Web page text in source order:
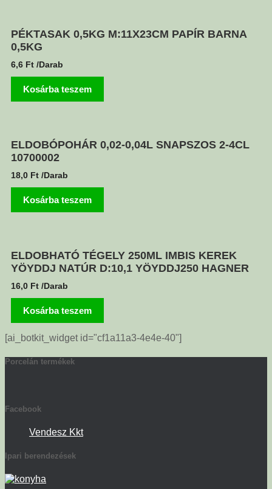
PÉKTASAK 0,5KG M:11X23CM PAPÍR BARNA
0,5KG
6,6 Ft /Darab
Kosárba teszem
ELDOBÓPOHÁR 0,02-0,04L SNAPSZOS 2-4CL
10700002
18,0 Ft /Darab
Kosárba teszem
ELDOBHATÓ TÉGELY 250ML IMBIS KEREK
YÖYDDJ NATÚR D:10,1 YÖYDDJ250 HAGNER
16,0 Ft /Darab
Kosárba teszem
[ai_botkit_widget id="cf1a11a3-4e4e-40"]
Porcelán termékek
Facebook
Vendesz Kkt
Ipari berendezések